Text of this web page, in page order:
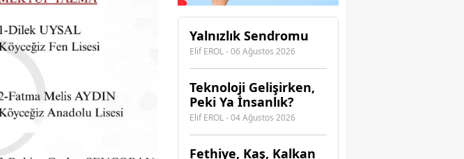
Yalnızlık Sendromu
Elif EROL - 06 Ağustos 2026
Teknoloji Gelişirken,
Peki Ya İnsanlık?
Elif EROL - 04 Ağustos 2026
Fethiye, Kaş, Kalkan